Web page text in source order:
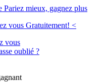
Pariez mieux, gagnez plus
vous Gratuitement! <
vous
oublié ?